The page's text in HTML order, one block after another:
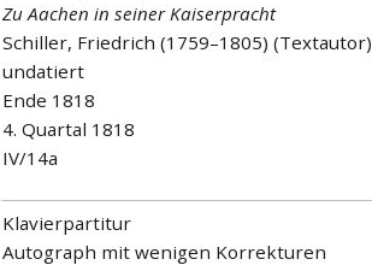
Zu Aachen in seiner Kaiserpracht
Schiller, Friedrich (1759–1805) (Textautor)
undatiert
Ende 1818
4. Quartal 1818
IV/14a
Klavierpartitur
Autograph mit wenigen Korrekturen